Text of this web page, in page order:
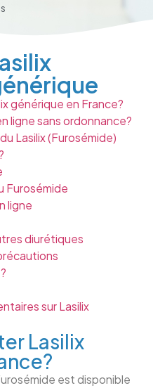
générique en France?
ligne sans ordonnance?
Lasilix (Furosémide)
Furosémide
ligne
diurétiques
sur Lasilix
Lasilix
est disponible